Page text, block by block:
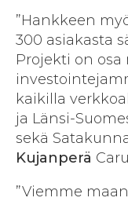
”Hankkeen
300 asiakasta
Projekti on
kaikilla
ja Länsi-
sekä
Kujanperä
”Viemme